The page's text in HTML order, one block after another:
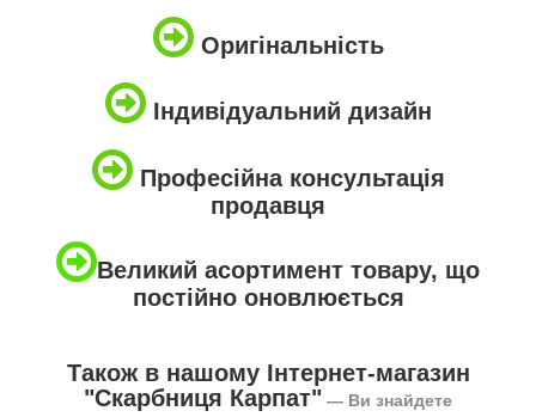
Оригінальність
Індивідуальний дизайн
Професійна консультація
продавця
Великий асортимент товару, що
постійно оновлюється
Також в нашому Інтернет-магазин
"Скарбниця Карпат" ― Ви знайдете